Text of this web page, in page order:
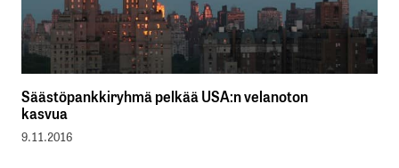
Säästöpankkiryhmä pelkää USA:n velanoton
kasvua
9.11.2016